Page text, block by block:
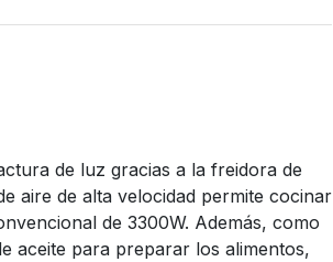
de luz gracias a la freidora de
aire de alta velocidad permite cocinar
de 3300W. Además, como
aceite para preparar los alimentos,